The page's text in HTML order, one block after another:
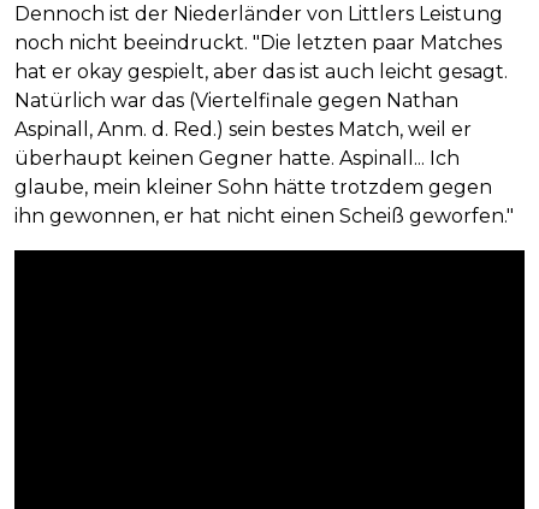
Dennoch ist der Niederländer von Littlers Leistung
noch nicht beeindruckt. "Die letzten paar Matches
hat er okay gespielt, aber das ist auch leicht gesagt.
Natürlich war das (Viertelfinale gegen Nathan
Aspinall, Anm. d. Red.) sein bestes Match, weil er
überhaupt keinen Gegner hatte. Aspinall... Ich
glaube, mein kleiner Sohn hätte trotzdem gegen
ihn gewonnen, er hat nicht einen Scheiß geworfen."